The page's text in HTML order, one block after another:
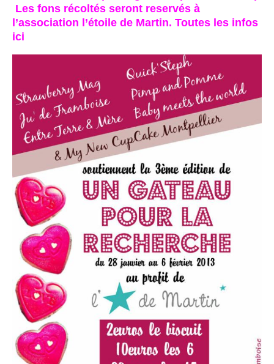
Les fons récoltés seront reservés à
l’association l’étoile de Martin. Toutes les infos
ici